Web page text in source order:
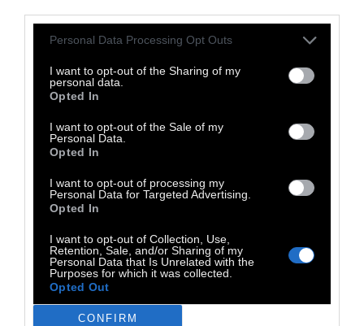
Personal Data Processing Opt Outs
I want to opt-out of the Sharing of my
personal data.
Opted In
I want to opt-out of the Sale of my
Personal Data.
Opted In
I want to opt-out of processing my
Personal Data for Targeted Advertising.
Opted In
I want to opt-out of Collection, Use,
Retention, Sale, and/or Sharing of my
Personal Data that Is Unrelated with the
Purposes for which it was collected.
Opted Out
CONFIRM
Εδώ και χρόνια, η Διεθνής Αμνηστία και άλλοι
διεθνείς και ελληνικοί οργανισμοί έχουν
τεκμηριώσει και καταγγείλει
κακομεταχείριση και παράνομη χρήση βίας
από αξιωματούχους επιβολής του νόμου.
Παρά τις σοβαρές ανησυχίες που εγείρουν η
κοινωνία των πολιτών, τα μέσα ενημέρωσης